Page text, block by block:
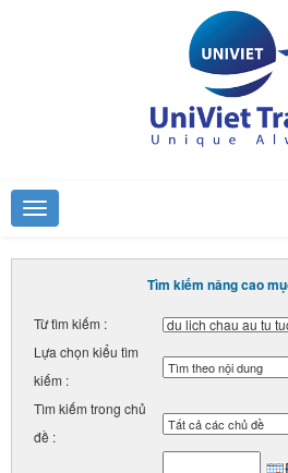
Tìm kiếm nâng cao
Từ tìm kiếm :
Lựa chọn kiểu tìm
kiếm :
Tìm kiếm trong chủ
đề :